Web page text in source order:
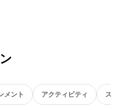
メント アクティビティ ス